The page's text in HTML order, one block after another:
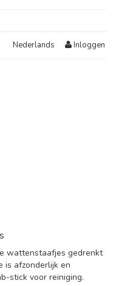
Nederlands Inloggen
wattenstaafjes gedrenkt
is afzonderlijk en
stick voor reiniging.